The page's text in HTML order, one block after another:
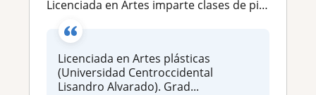
Licenciada en Artes imparte clases de pintura práctica y teórica enfocado en identificar tu lenguaje visual
Licenciada en Artes plásticas
(Universidad Centroccidental
Lisandro Alvarado). Grad...